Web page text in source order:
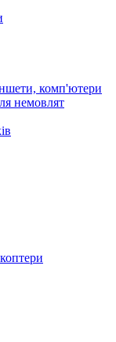
комп'ютери
немовлят